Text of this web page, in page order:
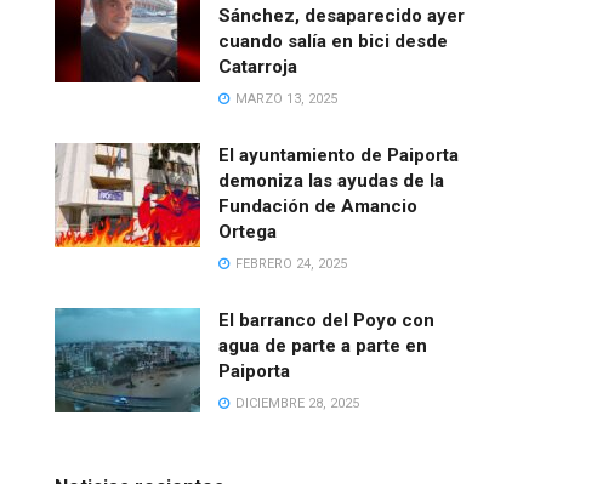
Sánchez, desaparecido ayer
cuando salía en bici desde
Catarroja
MARZO 13, 2025
El ayuntamiento de Paiporta
demoniza las ayudas de la
Fundación de Amancio
Ortega
FEBRERO 24, 2025
El barranco del Poyo con
agua de parte a parte en
Paiporta
DICIEMBRE 28, 2025